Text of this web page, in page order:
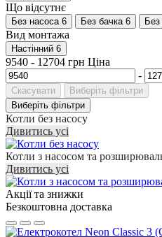
Що відсутнє
Без насоса 6 Без бачка 6 Без
Вид монтажа
Настінний 6
9540 - 12704 грн Ціна
-
Скасувати
Виберіть фільтри
Виберіть фільтри
Котли без насосу
Дивитись усі
Котли з насосом та
Дивитись усі
Акції та знижки
Безкоштовна доставка